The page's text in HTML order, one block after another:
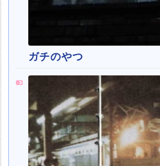
ガチのやつ